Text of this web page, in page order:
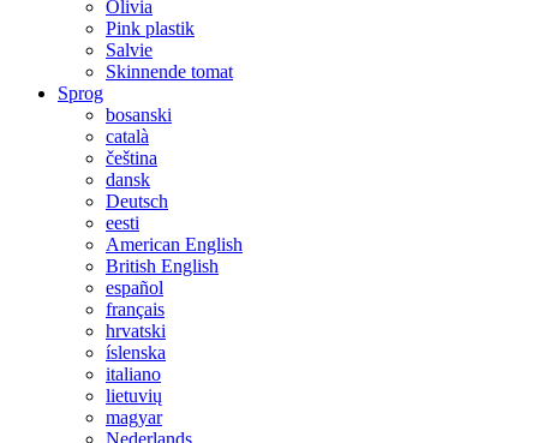
Olivia
Pink plastik
Salvie
Skinnende tomat
Sprog
bosanski
català
čeština
dansk
Deutsch
eesti
American English
British English
español
français
hrvatski
íslenska
italiano
lietuvių
magyar
Nederlands